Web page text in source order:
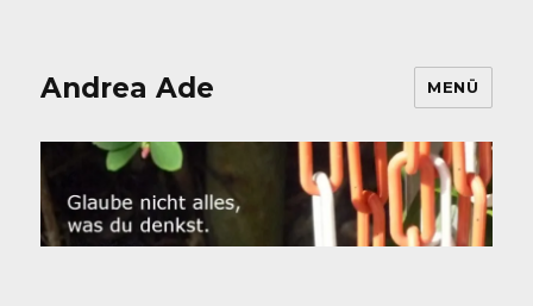
Andrea Ade MENÜ